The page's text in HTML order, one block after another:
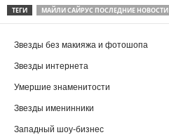
ТЕГИ МАЙЛИ САЙРУС ПОСЛЕДНИЕ НОВОСТИ
Звезды без макияжа и фотошопа
Звезды интернета
Умершие знаменитости
Звезды именинники
Западный шоу-бизнес